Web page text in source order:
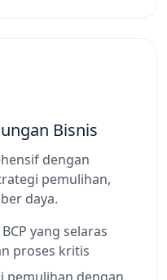
Bisnis
dengan
pemulihan,
daya.
yang selaras
proses kritis